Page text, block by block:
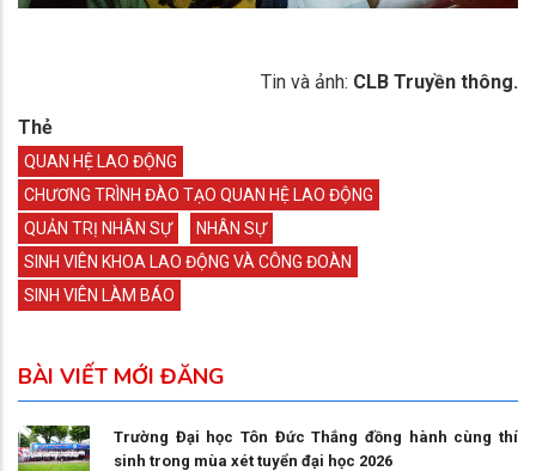
Tin và ảnh: CLB Truyền thông.
Thẻ
QUAN HỆ LAO ĐỘNG
CHƯƠNG TRÌNH ĐÀO TẠO QUAN HỆ LAO ĐỘNG
QUẢN TRỊ NHÂN SỰ
NHÂN SỰ
SINH VIÊN KHOA LAO ĐỘNG VÀ CÔNG ĐOÀN
SINH VIÊN LÀM BÁO
BÀI VIẾT MỚI ĐĂNG
Trường Đại học Tôn Đức Thắng đồng hành cùng thí
sinh trong mùa xét tuyển đại học 2026